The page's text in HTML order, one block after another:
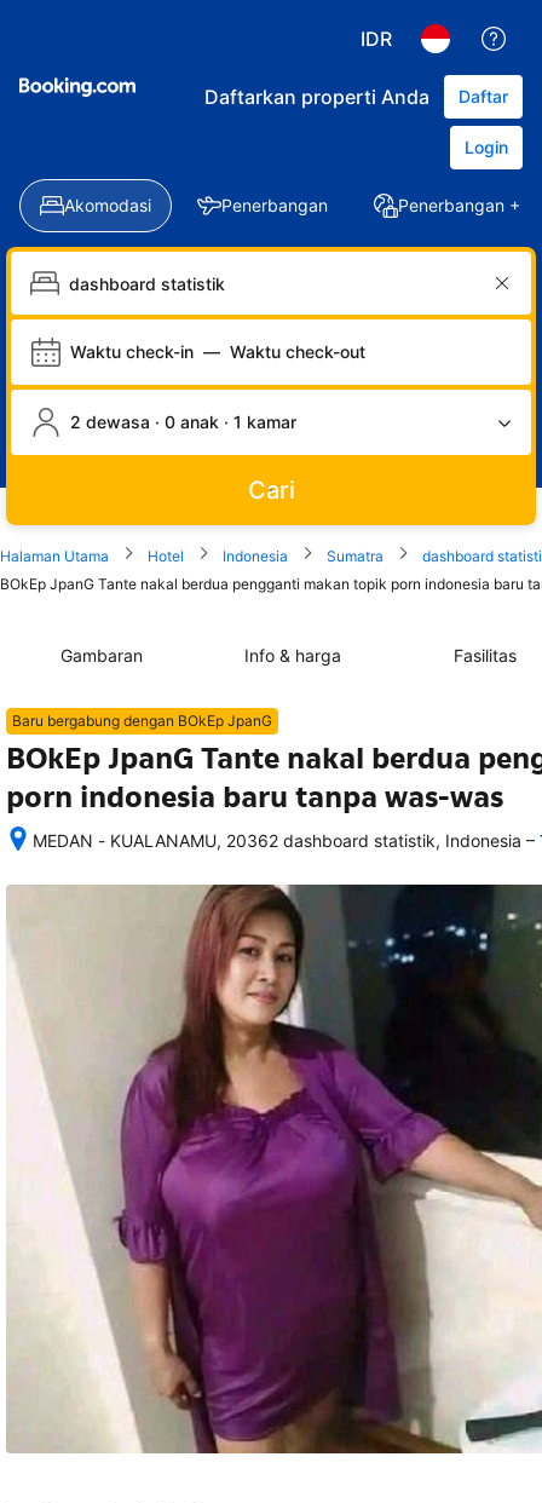
IDR
Daftarkan properti Anda Daftar
Login
Akomodasi Penerbangan Penerbangan +
Waktu check-in — Waktu check-out
2 dewasa · 0 anak · 1 kamar
Cari
Halaman Utama Hotel Indonesia Sumatra
dashboard
BOkEp JpanG Tante nakal berdua pengganti makan topik porn indonesia baru
Gambaran Info & harga Fasilitas
Baru bergabung dengan BOkEp JpanG
BOkEp JpanG Tante nakal berdua
porn indonesia baru tanpa was-was
MEDAN - KUALANAMU, 20362 dashboard statistik, Indonesia
memesan,
telepon
dan
alamat
akan
disertakan
dalam
konfirmasi
pemesanan
–